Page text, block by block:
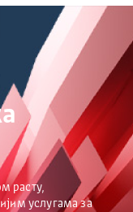
расту,
услугама за